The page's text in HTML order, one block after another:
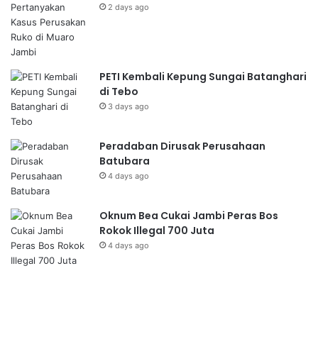
2 days ago
PETI Kembali Kepung Sungai Batanghari
di Tebo
3 days ago
Peradaban Dirusak Perusahaan
Batubara
4 days ago
Oknum Bea Cukai Jambi Peras Bos
Rokok Illegal 700 Juta
4 days ago